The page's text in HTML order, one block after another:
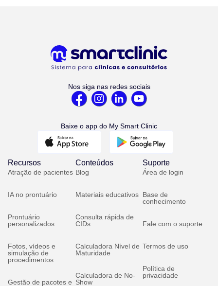
Nos siga nas redes sociais
Baixe o app do My Smart Clinic
Recursos
Atração de pacientes
IA no prontuário
Prontuário
personalizados
Fotos, vídeos e
simulação de
procedimentos
Gestão de pacotes e
Conteúdos
Blog
Materiais educativos
Consulta rápida de
CIDs
Calculadora Nível de
Maturidade
Calculadora de No-
Show
Suporte
Área de login
Base de
conhecimento
Fale com o suporte
Termos de uso
Política de
privacidade